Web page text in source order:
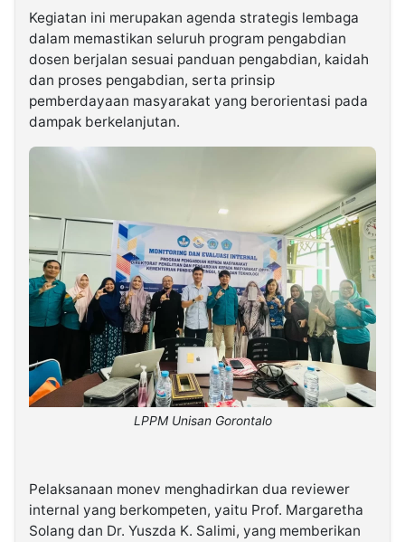
Kegiatan ini merupakan agenda strategis lembaga
dalam memastikan seluruh program pengabdian
dosen berjalan sesuai panduan pengabdian, kaidah
dan proses pengabdian, serta prinsip
pemberdayaan masyarakat yang berorientasi pada
dampak berkelanjutan.
LPPM Unisan Gorontalo
Pelaksanaan monev menghadirkan dua reviewer
internal yang berkompeten, yaitu Prof. Margaretha
Solang dan Dr. Yuszda K. Salimi, yang memberikan